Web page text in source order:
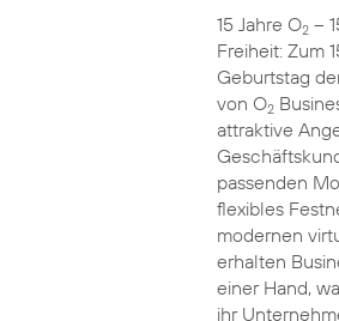
15 Jahre O2–
Freiheit: Zum
Geburtstag
von O2
attraktive
passenden
flexibles
modernen
erhalten
einer Hand,
ihr